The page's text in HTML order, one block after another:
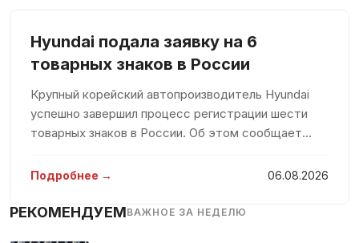
Hyundai подала заявку на 6
товарных знаков в России
Крупный корейский автопроизводитель Hyundai
успешно завершил процесс регистрации шести
товарных знаков в России. Об этом сообщает
электронной базы Роспатента. По официальным
Подробнее → 06.08.2026
РЕКОМЕНДУЕМВАЖНОЕ ЗА НЕДЕЛЮ